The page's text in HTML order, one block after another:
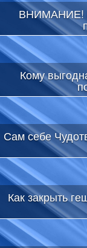
ВНИМАНИЕ!
Кому
Сам себе
Как закрыть